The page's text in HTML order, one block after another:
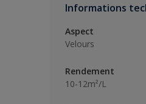
Informations
Aspect
Velours
Rendement
10-12m²/L